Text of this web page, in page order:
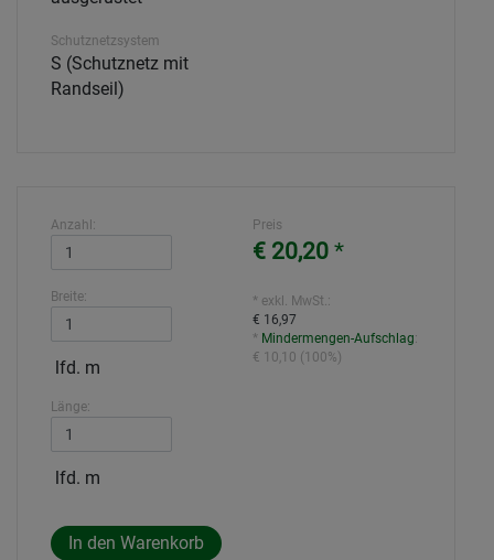
Schutznetzsystem
S (Schutznetz mit
Randseil)
Anzahl:
Breite:
lfd. m
Länge:
lfd. m
Preis
€ 20,20 *
* exkl. MwSt.:
€ 16,97
* Mindermengen-Aufschlag:
€ 10,10 (100%)